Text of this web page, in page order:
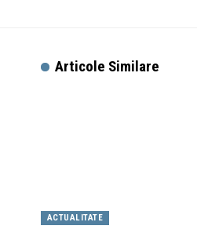
Articole Similare
ACTUALITATE